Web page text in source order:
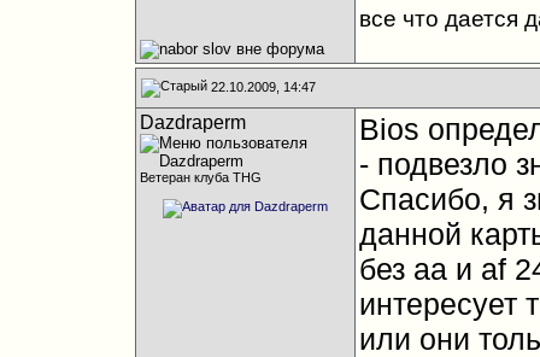
все что дается
22.10.2009, 14:47
Dazdraperm
Ветеран клуба THG
Bios
- подвезло
Спасибо, я
данной
без аа и аf
интересует
или они